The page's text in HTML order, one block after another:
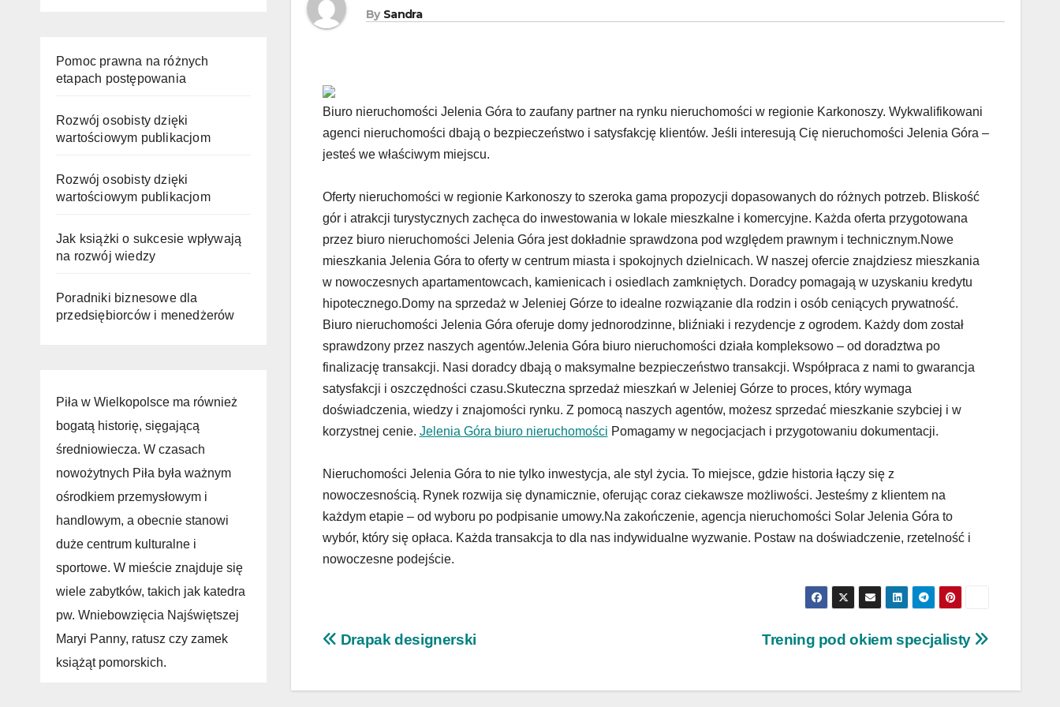
Pomoc prawna na różnych
etapach postępowania
Rozwój osobisty dzięki
wartościowym publikacjom
Rozwój osobisty dzięki
wartościowym publikacjom
Jak książki o sukcesie wpływają
na rozwój wiedzy
Poradniki biznesowe dla
przedsiębiorców i menedżerów
Piła w Wielkopolsce ma również
bogatą historię, sięgającą
średniowiecza. W czasach
nowożytnych Piła była ważnym
ośrodkiem przemysłowym i
handlowym, a obecnie stanowi
duże centrum kulturalne i
sportowe. W mieście znajduje się
wiele zabytków, takich jak katedra
pw. Wniebowzięcia Najświętszej
Maryi Panny, ratusz czy zamek
książąt pomorskich.
By Sandra
Biuro nieruchomości Jelenia Góra to zaufany partner na rynku nieruchomości w regionie Karkonoszy. Wykwalifikowani
agenci nieruchomości dbają o bezpieczeństwo i satysfakcję klientów. Jeśli interesują Cię nieruchomości Jelenia Góra –
jesteś we właściwym miejscu.
Oferty nieruchomości w regionie Karkonoszy to szeroka gama propozycji dopasowanych do różnych potrzeb. Bliskość
gór i atrakcji turystycznych zachęca do inwestowania w lokale mieszkalne i komercyjne. Każda oferta przygotowana
przez biuro nieruchomości Jelenia Góra jest dokładnie sprawdzona pod względem prawnym i technicznym.Nowe
mieszkania Jelenia Góra to oferty w centrum miasta i spokojnych dzielnicach. W naszej ofercie znajdziesz mieszkania
w nowoczesnych apartamentowcach, kamienicach i osiedlach zamkniętych. Doradcy pomagają w uzyskaniu kredytu
hipotecznego.Domy na sprzedaż w Jeleniej Górze to idealne rozwiązanie dla rodzin i osób ceniących prywatność.
Biuro nieruchomości Jelenia Góra oferuje domy jednorodzinne, bliźniaki i rezydencje z ogrodem. Każdy dom został
sprawdzony przez naszych agentów.Jelenia Góra biuro nieruchomości działa kompleksowo – od doradztwa po
finalizację transakcji. Nasi doradcy dbają o maksymalne bezpieczeństwo transakcji. Współpraca z nami to gwarancja
satysfakcji i oszczędności czasu.Skuteczna sprzedaż mieszkań w Jeleniej Górze to proces, który wymaga
doświadczenia, wiedzy i znajomości rynku. Z pomocą naszych agentów, możesz sprzedać mieszkanie szybciej i w
korzystnej cenie. Jelenia Góra biuro nieruchomości Pomagamy w negocjacjach i przygotowaniu dokumentacji.
Nieruchomości Jelenia Góra to nie tylko inwestycja, ale styl życia. To miejsce, gdzie historia łączy się z
nowoczesnością. Rynek rozwija się dynamicznie, oferując coraz ciekawsze możliwości. Jesteśmy z klientem na
każdym etapie – od wyboru po podpisanie umowy.Na zakończenie, agencja nieruchomości Solar Jelenia Góra to
wybór, który się opłaca. Każda transakcja to dla nas indywidualne wyzwanie. Postaw na doświadczenie, rzetelność i
nowoczesne podejście.
Nawigacja
Trening pod okiem specjalisty
Drapak designerski